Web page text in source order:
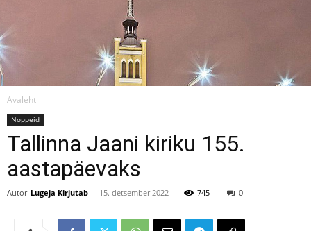
Avaleht
Noppeid
Tallinna Jaani kiriku 155.
aastapäevaks
Autor Lugeja Kirjutab - 15. detsember 2022 745 0